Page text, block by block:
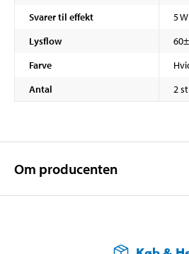
Svarer til effekt
5 W
Lysflow
Farve
Antal
2
Om producenten